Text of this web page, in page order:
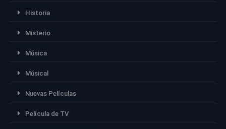
Historia
Misterio
Música
Músical
Nuevas Películas
Película de TV